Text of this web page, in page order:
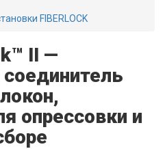
FIBERLOCK
II —
опрессовки и